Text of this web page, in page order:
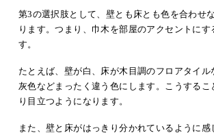
第3の選択肢として、壁とも床とも色を合わせ
ります。つまり、巾木を部屋のアクセントに
す。
たとえば、壁が白、床が木目調のフロアタイル
灰色などまったく違う色にします。こうするこ
り目立つようになります。
また、壁と床がはっきり分かれているように